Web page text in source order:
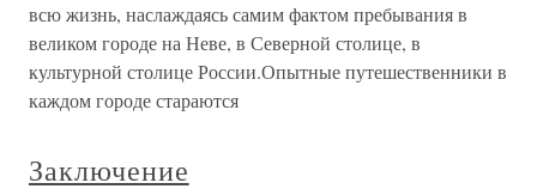
всю жизнь, наслаждаясь самим фактом пребывания в
великом городе на Неве, в Северной столице, в
культурной столице России.Опытные путешественники в
каждом городе стараются
Заключение